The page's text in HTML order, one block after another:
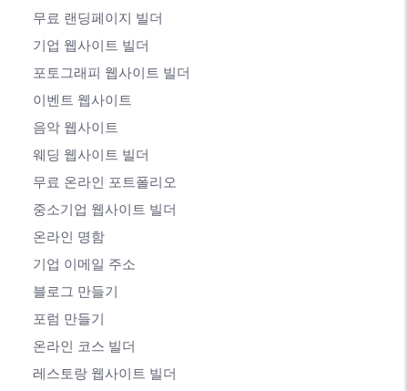
무료 랜딩페이지 빌더
기업 웹사이트 빌더
포토그래피 웹사이트 빌더
이벤트 웹사이트
음악 웹사이트
웨딩 웹사이트 빌더
무료 온라인 포트폴리오
중소기업 웹사이트 빌더
온라인 명함
기업 이메일 주소
블로그 만들기
포럼 만들기
온라인 코스 빌더
레스토랑 웹사이트 빌더